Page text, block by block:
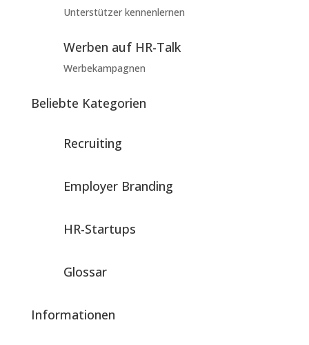
Unterstützer kennenlernen
Werben auf HR-Talk
Werbekampagnen
Beliebte Kategorien
Recruiting
Employer Branding
HR-Startups
Glossar
Informationen